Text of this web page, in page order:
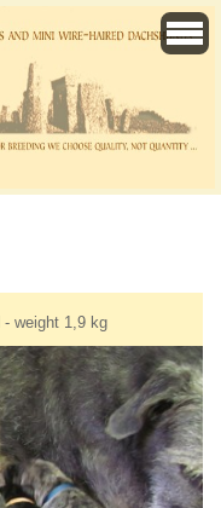
weight 1,9 kg